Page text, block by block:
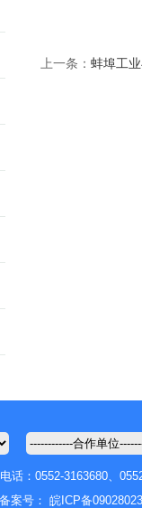
上一条： 蚌埠工
：0552-3163680、
备案号： 皖ICP备